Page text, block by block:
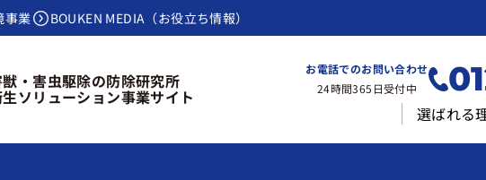
事業 BOUKEN MEDIA（お役立ち情報）
・害虫駆除の防除研究所
ソリューション事業サイト
お電話でのお問い合わせ
24時間365日受付中
選ばれる